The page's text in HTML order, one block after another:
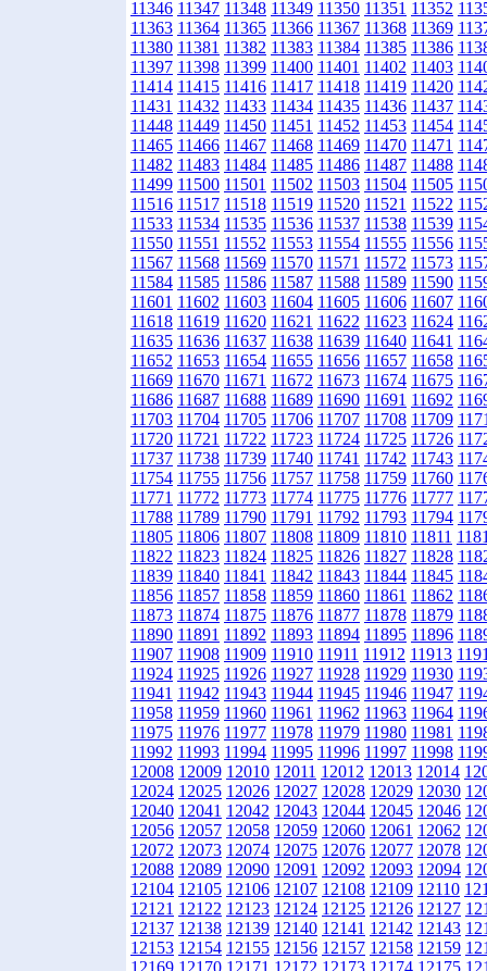
11346 11347 11348 11349 11350 11351 11352
11363 11364 11365 11366 11367 11368 11369
11380 11381 11382 11383 11384 11385 11386
11397 11398 11399 11400 11401 11402 11403
11414 11415 11416 11417 11418 11419 11420
11431 11432 11433 11434 11435 11436 11437
11448 11449 11450 11451 11452 11453 11454
11465 11466 11467 11468 11469 11470 11471
11482 11483 11484 11485 11486 11487 11488
11499 11500 11501 11502 11503 11504 11505
11516 11517 11518 11519 11520 11521 11522
11533 11534 11535 11536 11537 11538 11539
11550 11551 11552 11553 11554 11555 11556
11567 11568 11569 11570 11571 11572 11573
11584 11585 11586 11587 11588 11589 11590
11601 11602 11603 11604 11605 11606 11607
11618 11619 11620 11621 11622 11623 11624
11635 11636 11637 11638 11639 11640 11641
11652 11653 11654 11655 11656 11657 11658
11669 11670 11671 11672 11673 11674 11675
11686 11687 11688 11689 11690 11691 11692
11703 11704 11705 11706 11707 11708 11709
11720 11721 11722 11723 11724 11725 11726
11737 11738 11739 11740 11741 11742 11743
11754 11755 11756 11757 11758 11759 11760
11771 11772 11773 11774 11775 11776 11777
11788 11789 11790 11791 11792 11793 11794
11805 11806 11807 11808 11809 11810 11811
11822 11823 11824 11825 11826 11827 11828
11839 11840 11841 11842 11843 11844 11845
11856 11857 11858 11859 11860 11861 11862
11873 11874 11875 11876 11877 11878 11879
11890 11891 11892 11893 11894 11895 11896
11907 11908 11909 11910 11911 11912 11913
11924 11925 11926 11927 11928 11929 11930
11941 11942 11943 11944 11945 11946 11947
11958 11959 11960 11961 11962 11963 11964
11975 11976 11977 11978 11979 11980 11981
11992 11993 11994 11995 11996 11997 11998
12008 12009 12010 12011 12012 12013 12014
12024 12025 12026 12027 12028 12029 12030
12040 12041 12042 12043 12044 12045 12046
12056 12057 12058 12059 12060 12061 12062
12072 12073 12074 12075 12076 12077 12078
12088 12089 12090 12091 12092 12093 12094
12104 12105 12106 12107 12108 12109 12110
12121 12122 12123 12124 12125 12126 12127
12137 12138 12139 12140 12141 12142 12143
12153 12154 12155 12156 12157 12158 12159
12169 12170 12171 12172 12173 12174 12175